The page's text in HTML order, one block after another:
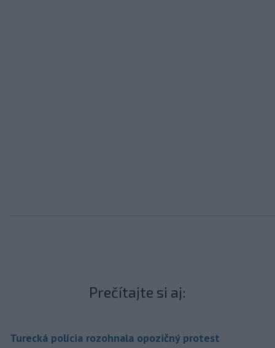
Prečítajte si aj:
Turecká polícia rozohnala opozičný protest